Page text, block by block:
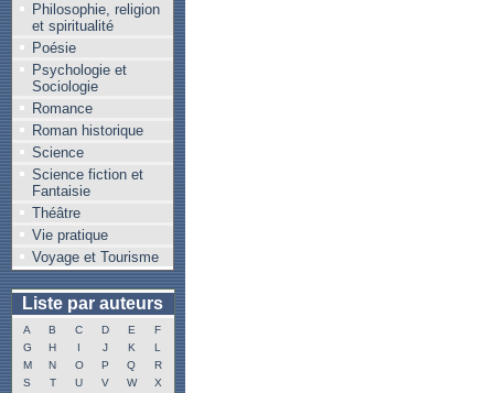
Philosophie, religion
et spiritualité
Poésie
Psychologie et
Sociologie
Romance
Roman historique
Science
Science fiction et
Fantaisie
Théâtre
Vie pratique
Voyage et Tourisme
Liste par auteurs
A B C D E
F
G
H I J K
L
M
N O P Q
R
S
T U V W
X